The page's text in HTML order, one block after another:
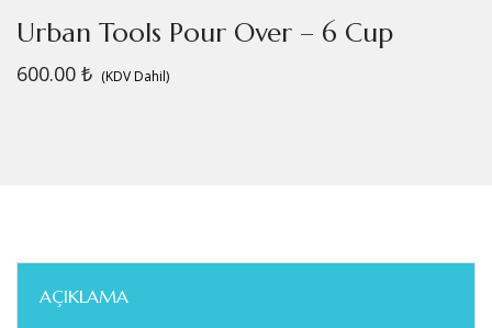
Urban Tools Pour Over – 6 Cup
600.00 ₺ (KDV Dahil)
AÇIKLAMA